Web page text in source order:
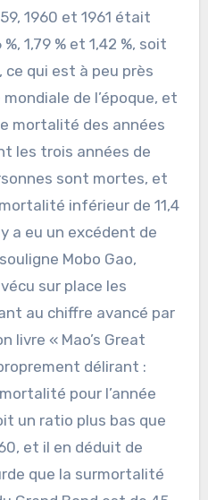
1960 et 1961 était
1,79 % et 1,42 %, soit
ce qui est à peu près
de l’époque, et
mortalité des années
les trois années de
sont mortes, et
inférieur de 11,4
a eu un excédent de
Mobo Gao,
sur place les
au chiffre avancé par
livre « Mao’s Great
délirant :
pour l’année
un ratio plus bas que
et il en déduit de
que la surmortalité